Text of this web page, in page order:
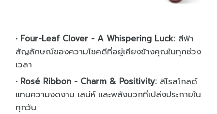
Four-Leaf Clover - A Whispering Luck: สีฟ้า
สัญลักษณ์ของความโชคดีที่อยู่เคียงข้างคุณในทุกช่วง
เวลา
Rosé Ribbon - Charm & Positivity: สีโรสโกลด์
แทนความงดงาม เสน่ห์ และพลังบวกที่เปล่งประกายใน
ทุกวัน